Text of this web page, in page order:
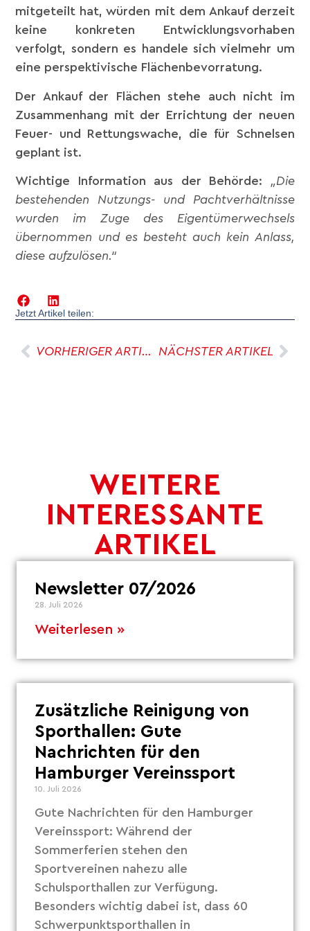
mitgeteilt hat, würden mit dem Ankauf derzeit
keine konkreten Entwicklungsvorhaben
verfolgt, sondern es handele sich vielmehr um
eine perspektivische Flächenbevorratung.
Der Ankauf der Flächen stehe auch nicht im
Zusammenhang mit der Errichtung der neuen
Feuer- und Rettungswache, die für Schnelsen
geplant ist.
Wichtige Information aus der Behörde: „Die
bestehenden Nutzungs- und Pachtverhältnisse
wurden im Zuge des Eigentümerwechsels
übernommen und es besteht auch kein Anlass,
diese aufzulösen.“
Jetzt Artikel teilen:
VORHERIGER ARTIKEL NÄCHSTER ARTIKEL
WEITERE
INTERESSANTE
ARTIKEL
Newsletter 07/2026
28. Juli 2026
Weiterlesen »
Zusätzliche Reinigung von
Sporthallen: Gute
Nachrichten für den
Hamburger Vereinssport
10. Juli 2026
Gute Nachrichten für den Hamburger
Vereinssport: Während der
Sommerferien stehen den
Sportvereinen nahezu alle
Schulsporthallen zur Verfügung.
Besonders wichtig dabei ist, dass 60
Schwerpunktsporthallen in